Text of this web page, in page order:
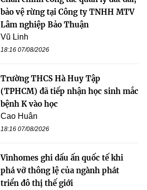
bảo vệ rừng tại Công ty TNHH MTV
Lâm nghiệp Bảo Thuận
Vũ Linh
18:16 07/08/2026
Trường THCS Hà Huy Tập
(TPHCM) đã tiếp nhận học sinh mắc
bệnh K vào học
Cao Huân
18:16 07/08/2026
Vinhomes ghi dấu ấn quốc tế khi
phá vỡ thông lệ của ngành phát
triển đô thị thế giới